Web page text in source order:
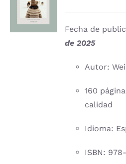
CARRITO
/
DETALLES
Fecha de
de 2025
Autor:
160
calidad
Idioma:
ISBN: